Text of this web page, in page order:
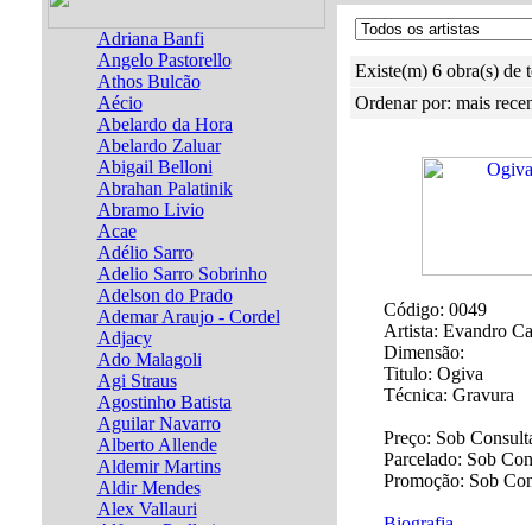
Adriana Banfi
Angelo Pastorello
Athos Bulcão
Aécio
Abelardo da Hora
Abelardo Zaluar
Abigail Belloni
Abrahan Palatinik
Abramo Livio
Acae
Adélio Sarro
Adelio Sarro Sobrinho
Adelson do Prado
Ademar Araujo - Cordel
Adjacy
Ado Malagoli
Agi Straus
Agostinho Batista
Aguilar Navarro
Alberto Allende
Aldemir Martins
Aldir Mendes
Alex Vallauri
Existe(m) 6 obra(s) de
Ordenar por: mais
Código: 0049
Artista: Evandro
Dimensão:
Titulo: Ogiva
Técnica: Gravura
Preço: Sob
Parcelado: Sob
Promoção: Sob